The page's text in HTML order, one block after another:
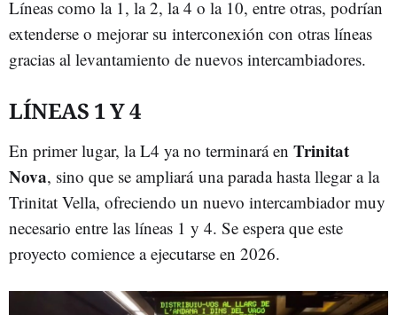
Líneas como la 1, la 2, la 4 o la 10, entre otras, podrían
extenderse o mejorar su interconexión con otras líneas
gracias al levantamiento de nuevos intercambiadores.
LÍNEAS 1 Y 4
En primer lugar, la L4 ya no terminará en Trinitat
Nova, sino que se ampliará una parada hasta llegar a la
Trinitat Vella, ofreciendo un nuevo intercambiador muy
necesario entre las líneas 1 y 4. Se espera que este
proyecto comience a ejecutarse en 2026.